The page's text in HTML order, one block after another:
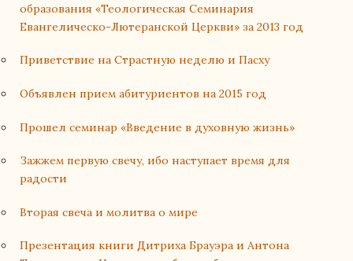
образования «Теологическая Семинария
Евангелическо-Лютеранской Церкви» за 2013 год
Приветствие на Страстную неделю и Пасху
Объявлен прием абитуриентов на 2015 год
Прошел семинар «Введение в духовную жизнь»
Зажжем первую свечу, ибо наступает время для
радости
Вторая свеча и молитва о мире
Презентация книги Дитриха Брауэра и Антона